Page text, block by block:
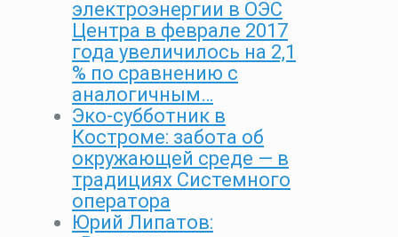
электроэнергии в ОЭС
Центра в феврале 2017
года увеличилось на 2,1
% по сравнению с
аналогичным…
Эко-субботник в
Костроме: забота об
окружающей среде — в
традициях Системного
оператора
Юрий Липатов: